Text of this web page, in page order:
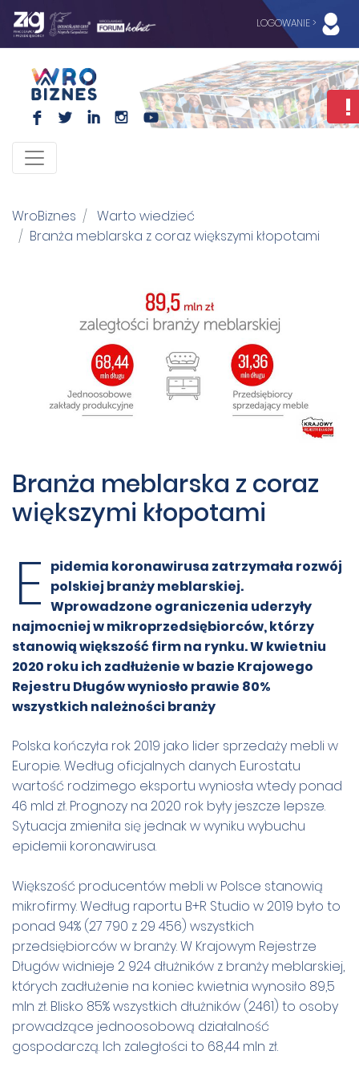
LOGOWANIE >
F L I I
WroBiznes
Warto wiedzieć
Branża meblarska z coraz większymi kłopotami
Branża meblarska z coraz
większymi kłopotami
E pidemia koronawirusa zatrzymała rozwój
polskiej branży meblarskiej.
Wprowadzone ograniczenia uderzyły
najmocniej w mikroprzedsiębiorców, którzy
stanowią większość firm na rynku. W kwietniu
2020 roku ich zadłużenie w bazie Krajowego
Rejestru Długów wyniosło prawie 80%
wszystkich należności branży
Polska kończyła rok 2019 jako lider sprzedaży mebli w
Europie. Według oficjalnych danych Eurostatu
wartość rodzimego eksportu wyniosła wtedy ponad
46 mld zł. Prognozy na 2020 rok były jeszcze lepsze.
Sytuacja zmieniła się jednak w wyniku wybuchu
epidemii koronawirusa.
Większość producentów mebli w Polsce stanowią
mikrofirmy. Według raportu B+R Studio w 2019 było to
ponad 94% (27 790 z 29 456) wszystkich
przedsiębiorców w branży. W Krajowym Rejestrze
Długów widnieje 2 924 dłużników z branży meblarskiej,
których zadłużenie na koniec kwietnia wynosiło 89,5
mln zł. Blisko 85% wszystkich dłużników (2461) to osoby
prowadzące jednoosobową działalność
gospodarczą. Ich zaległości to 68,44 mln zł.